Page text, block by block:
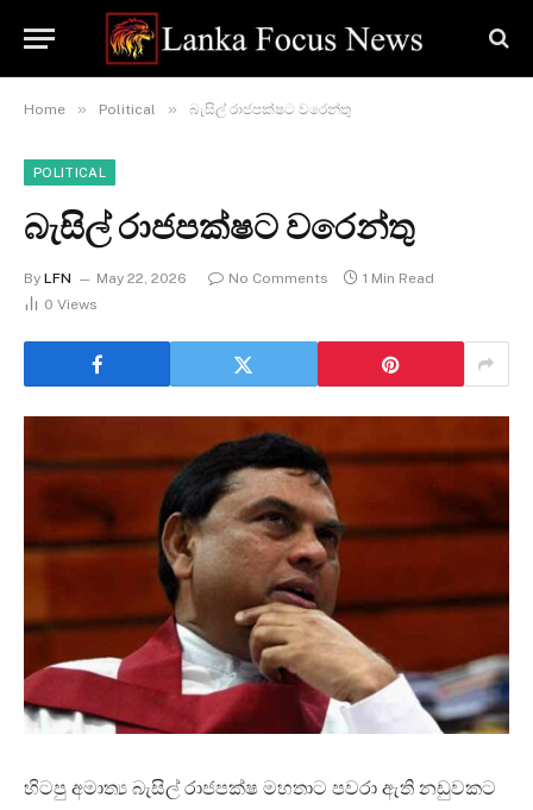
Home » Political » බැසිල් රාජපක්ෂට වරෙන්තු
POLITICAL
බැසිල් රාජපක්ෂට වරෙන්තු
By LFN May 22, 2026 No Comments
1 Min Read
0 Views
හිටපු අමාත්‍ය බැසිල් රාජපක්ෂ මහතාට පවරා ඇති නඩුවකට